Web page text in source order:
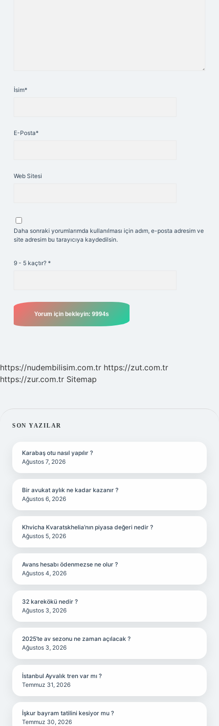
İsim*
E-Posta*
Web Sitesi
Daha sonraki yorumlarımda kullanılması için adım, e-posta adresim ve
site adresim bu tarayıcıya kaydedilsin.
9 - 5 kaçtır? *
https://nudembilisim.com.tr https://zut.com.tr
https://zur.com.tr Sitemap
SIDEBAR
SON YAZILAR
Karabaş otu nasıl yapılır ?
Ağustos 7, 2026
Bir avukat aylık ne kadar kazanır ?
Ağustos 6, 2026
Khvicha Kvaratskhelia’nın piyasa değeri nedir ?
Ağustos 5, 2026
Avans hesabı ödenmezse ne olur ?
Ağustos 4, 2026
32 karekökü nedir ?
Ağustos 3, 2026
2025’te av sezonu ne zaman açılacak ?
Ağustos 3, 2026
İstanbul Ayvalık tren var mı ?
Temmuz 31, 2026
İşkur bayram tatilini kesiyor mu ?
Temmuz 30, 2026